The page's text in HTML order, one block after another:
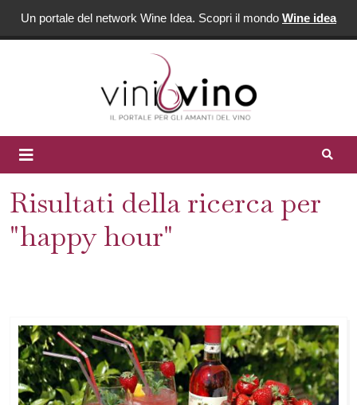
Un portale del network Wine Idea. Scopri il mondo Wine idea
Risultati della ricerca per
"happy hour"